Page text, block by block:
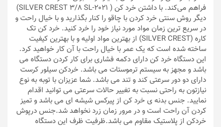
فراهم می‌کند. با داشتن خرد کن ( SILVER CREST 3/8 SL-2021)
دیگر روش سنتی خرد کردن با چاقو را کنار بگذارید و با خیال راحت و
در سریع ترین زمان مواد مورد نیاز خود را خرد کنید. خرد کن تک
کاره (SILVER CREST) از بهترین مواد اولیه و با بهترین کیفیت
ساخته شده است که یک عمر با خیال راحت با آن کار خواهید کرد.
این دستگاه خرد کن دارای دکمه فشاری برای کار کردن دستگاه می
باشد و مجهز به سیستم ترموستات می باشد. خردکن سیلور کرست
دارای دو دور سرعتی کند و تند می باشد. شما عزیزان با توبه به نوع
نیازتون به راحتی نسبت به تغییر حالات سرعتی می توانید اقدام
نمایید. جنس بدنه ی خرد کن از پیرکس شیشه ای می باشد و تمیز
کردن آن راحت است و در مرور زمان زرد نخواهد شد.جنس درپوش
خردکن از پلاستیک مقاوم می باشد.ظرفیت ظرف این دستگاه